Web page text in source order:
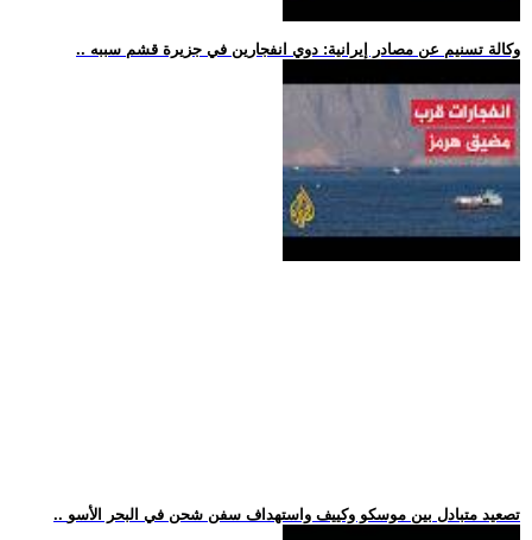
.. وكالة تسنيم عن مصادر إيرانية: دوي انفجارين في جزيرة قشم سببه
.. تصعيد متبادل بين موسكو وكييف واستهداف سفن شحن في البحر الأسو